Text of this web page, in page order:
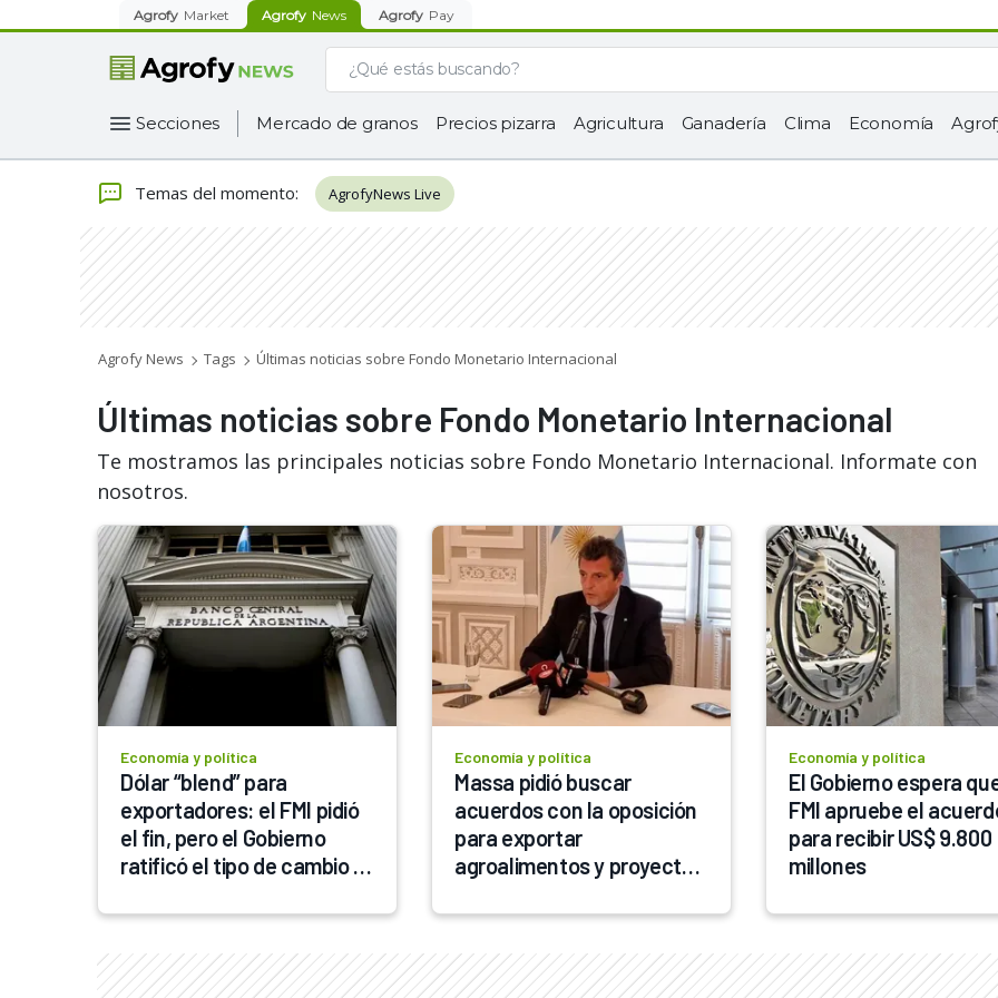
Agrofy Market Agrofy News Agrofy Pay
Secciones Mercado de granos Precios pizarra Agricultura Ganadería Clima Economía
Temas del momento: AgrofyNews Live
Agrofy News Tags Últimas noticias sobre Fondo Monetario Internacional
Últimas noticias sobre Fondo Monetario Internacional
Te mostramos las principales noticias sobre Fondo Monetario Internacional. Informate con
nosotros.
Economía y política
Dólar “blend” para
exportadores: el FMI pidió
el fin, pero el Gobierno
ratificó el tipo de cambio
Economía y política
Massa pidió buscar
acuerdos con la oposición
para exportar
agroalimentos y proyectos
Economía y política
El Gobierno espera
FMI apruebe el
para recibir US$ 9.800
millones